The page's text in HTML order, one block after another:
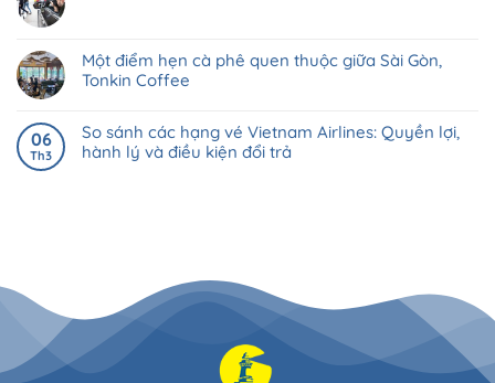
Một điểm hẹn cà phê quen thuộc giữa Sài Gòn,
Tonkin Coffee
06
Th3
So sánh các hạng vé Vietnam Airlines: Quyền lợi,
hành lý và điều kiện đổi trả